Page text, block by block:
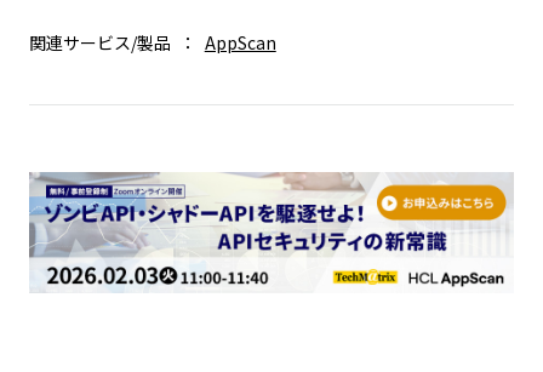
関連サービス/製品 AppScan